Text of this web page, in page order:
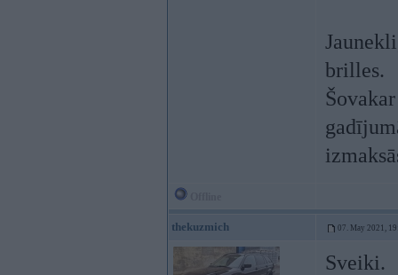
brilles.
thekuzmich 07. May 2021,
Sveiki.